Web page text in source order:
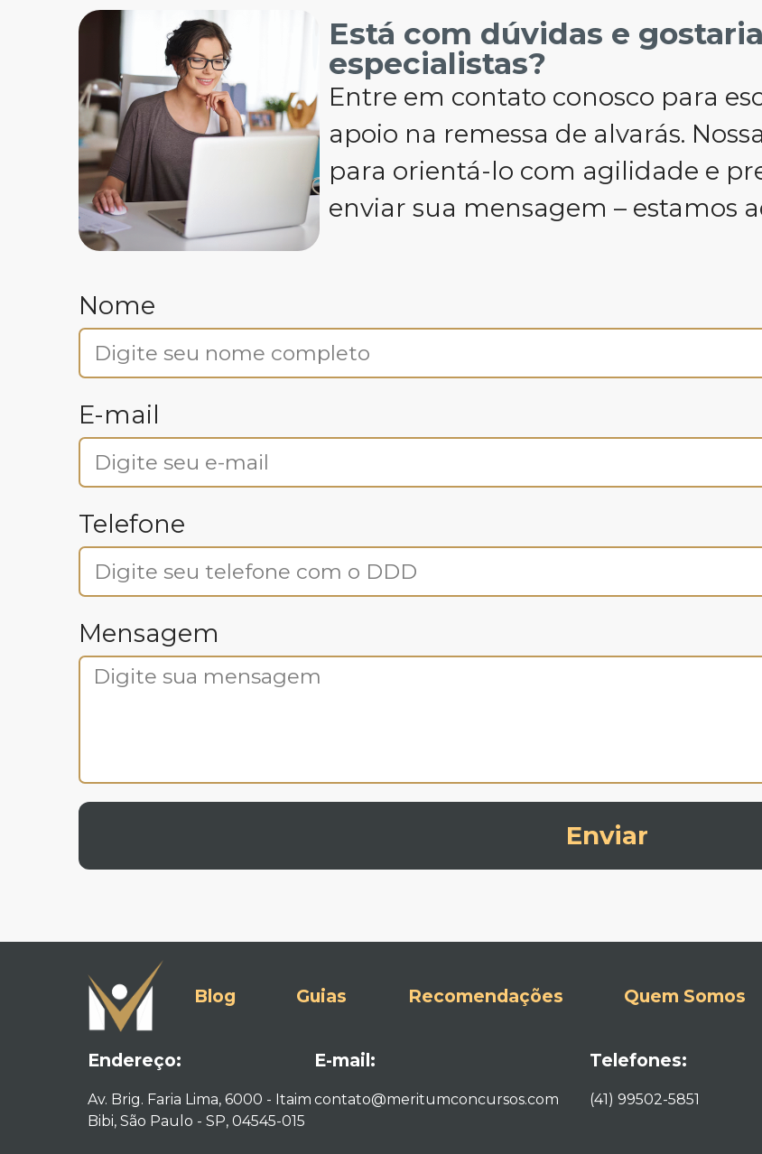
Está com dúvidas e
especialistas?
Entre em contato conosco para
apoio na remessa de alvarás.
para orientá-lo com agilidade e
enviar sua mensagem – estamos
Nome
E-mail
Telefone
Mensagem
Enviar
Blog Guias Recomendações Quem Somos
Endereço:
Av. Brig. Faria Lima, 6000 - Itaim
Bibi, São Paulo - SP, 04545-015​
E-mail:
contato@meritumconcursos.com
Telefones:
(41) 99502-5851